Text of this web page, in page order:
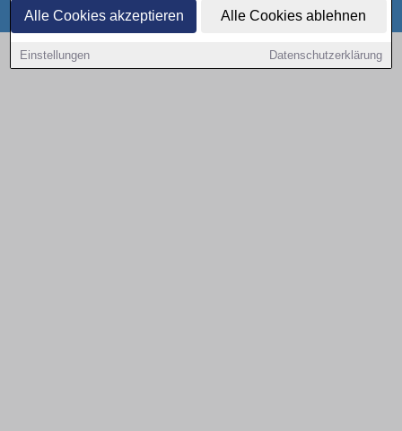
Alle Cookies akzeptieren Alle Cookies ablehnen
Einstellungen Datenschutzerklärung
Datenschutz Cookies
Copyright © 2000 - 2026 | 1A Infosysteme GmbH | Content by: 1a-sites-autos